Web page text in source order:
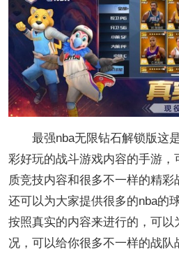
最强nba无限钻石解锁版这是
彩好玩的战斗游戏内容的手游，
质竞技内容和很多不一样的精彩
还可以为大家提供很多的nba的
按照真实的内容来进行的，可以
况，可以给你很多不一样的战队